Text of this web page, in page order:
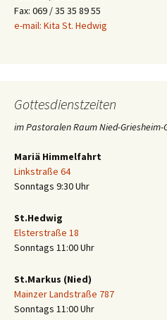
Fax: 069 / 35 35 89 55
e-mail: Kita St. Hedwig
Gottesdienstzeiten
im Pastoralen Raum Nied-Griesheim-
Mariä Himmelfahrt
Linkstraße 64
Sonntags 9:30 Uhr
St.Hedwig
Elsterstraße 18
Sonntags 11:00 Uhr
St.Markus (Nied)
Mainzer Landstraße 787
Sonntags 11:00 Uhr